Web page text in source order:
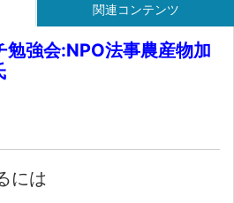
関連コンテンツ
強会:NPO法事農産物加
には